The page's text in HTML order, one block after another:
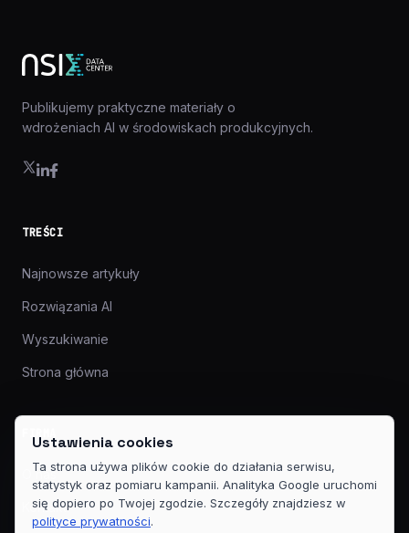
Publikujemy praktyczne materiały o
wdrożeniach AI w środowiskach produkcyjnych.
TREŚCI
Najnowsze artykuły
Rozwiązania AI
Wyszukiwanie
Strona główna
O nas
Kontakt
Ustawienia cookies
Ta strona używa plików cookie do działania serwisu,
statystyk oraz pomiaru kampanii. Analityka Google uruchomi
się dopiero po Twojej zgodzie. Szczegóły znajdziesz w
polityce prywatności.